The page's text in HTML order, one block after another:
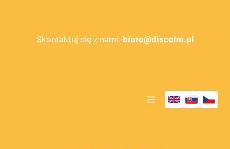
Skontaktuj się z nami: biuro@discolm.pl